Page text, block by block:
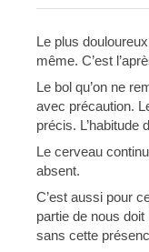
Le plus
même. C’est
Le bol qu’on ne
avec précaution.
précis. L’habitude
Le cerveau
absent.
C’est aussi pour
partie de nous
sans cette